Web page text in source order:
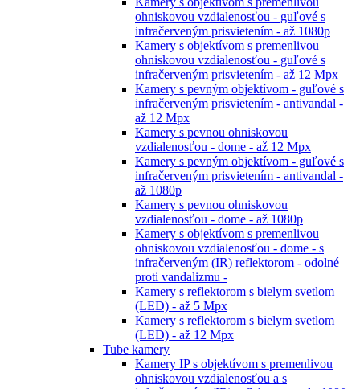
ohniskovou vzdialenosťou - guľové s
infračerveným prisvietením - až 1080p
Kamery s objektívom s premenlivou
ohniskovou vzdialenosťou - guľové s
infračerveným prisvietením - až 12 Mpx
Kamery s pevným objektívom - guľové s
infračerveným prisvietením - antivandal -
až 12 Mpx
Kamery s pevnou ohniskovou
vzdialenosťou - dome - až 12 Mpx
Kamery s pevným objektívom - guľové s
infračerveným prisvietením - antivandal -
až 1080p
Kamery s pevnou ohniskovou
vzdialenosťou - dome - až 1080p
Kamery s objektívom s premenlivou
ohniskovou vzdialenosťou - dome - s
infračerveným (IR) reflektorom - odolné
proti vandalizmu -
Kamery s reflektorom s bielym svetlom
(LED) - až 5 Mpx
Kamery s reflektorom s bielym svetlom
(LED) - až 12 Mpx
Tube kamery
Kamery IP s objektívom s premenlivou
ohniskovou vzdialenosťou a s